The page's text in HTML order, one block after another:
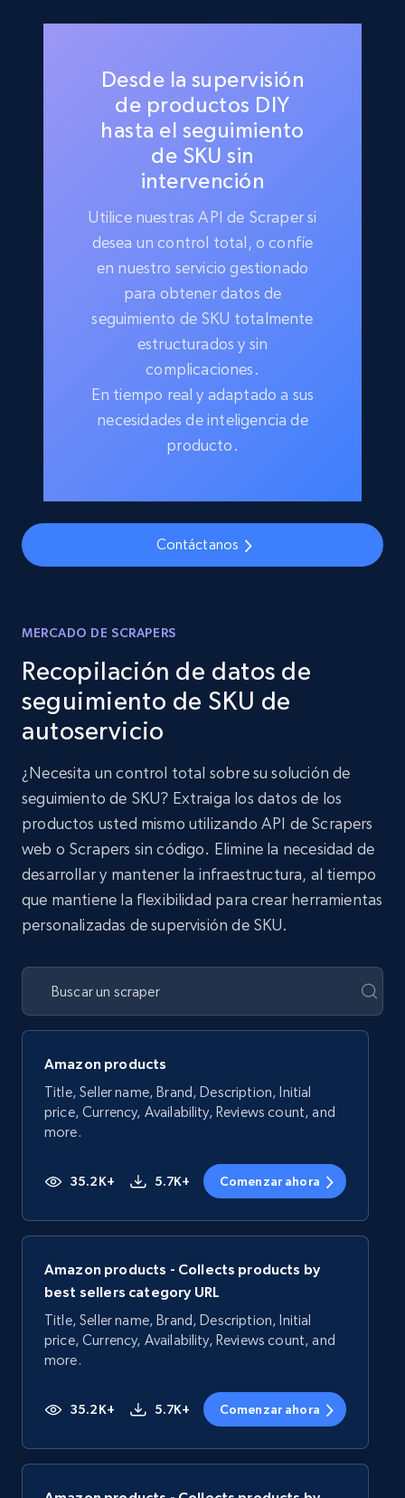
Desde la supervisión
de productos DIY
hasta el seguimiento
de SKU sin
intervención
Utilice nuestras API de Scraper si
desea un control total, o confíe
en nuestro servicio gestionado
para obtener datos de
seguimiento de SKU totalmente
estructurados y sin
complicaciones.
En tiempo real y adaptado a sus
necesidades de inteligencia de
producto.
Contáctanos
MERCADO DE SCRAPERS
Recopilación de datos de
seguimiento de SKU de
autoservicio
¿Necesita un control total sobre su solución de
seguimiento de SKU? Extraiga los datos de los
productos usted mismo utilizando API de Scrapers
web o Scrapers sin código. Elimine la necesidad de
desarrollar y mantener la infraestructura, al tiempo
que mantiene la flexibilidad para crear herramientas
personalizadas de supervisión de SKU.
Amazon products
Title, Seller name, Brand, Description, Initial
price, Currency, Availability, Reviews count, and
more.
35.2K+ 5.7K+ Comenzar ahora
Amazon products - Collects products by
best sellers category URL
Title, Seller name, Brand, Description, Initial
price, Currency, Availability, Reviews count, and
more.
35.2K+ 5.7K+ Comenzar ahora